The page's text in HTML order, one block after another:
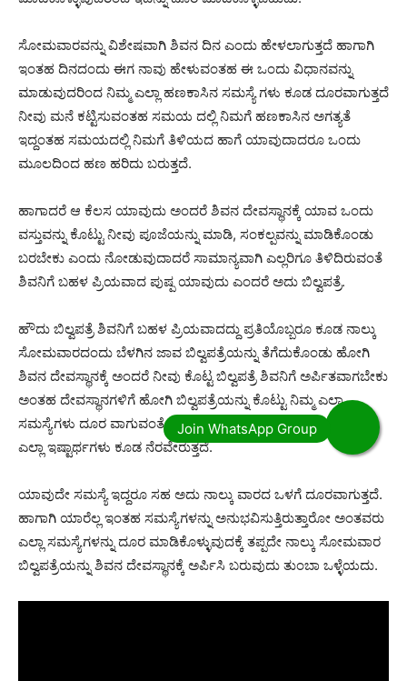
ಸೋಮವಾರವನ್ನು ವಿಶೇಷವಾಗಿ ಶಿವನ ದಿನ ಎಂದು ಹೇಳಲಾಗುತ್ತದೆ ಹಾಗಾಗಿ
ಇಂತಹ ದಿನದಂದು ಈಗ ನಾವು ಹೇಳುವಂತಹ ಈ ಒಂದು ವಿಧಾನವನ್ನು
ಮಾಡುವುದರಿಂದ ನಿಮ್ಮ ಎಲ್ಲಾ ಹಣಕಾಸಿನ ಸಮಸ್ಯೆ ಗಳು ಕೂಡ ದೂರವಾಗುತ್ತದೆ
ನೀವು ಮನೆ ಕಟ್ಟಿಸುವಂತಹ ಸಮಯ ದಲ್ಲಿ ನಿಮಗೆ ಹಣಕಾಸಿನ ಅಗತ್ಯತೆ
ಇದ್ದಂತಹ ಸಮಯದಲ್ಲಿ ನಿಮಗೆ ತಿಳಿಯದ ಹಾಗೆ ಯಾವುದಾದರೂ ಒಂದು
ಮೂಲದಿಂದ ಹಣ ಹರಿದು ಬರುತ್ತದೆ.
ಹಾಗಾದರೆ ಆ ಕೆಲಸ ಯಾವುದು ಅಂದರೆ ಶಿವನ ದೇವಸ್ಥಾನಕ್ಕೆ ಯಾವ ಒಂದು
ವಸ್ತುವನ್ನು ಕೊಟ್ಟು ನೀವು ಪೂಜೆಯನ್ನು ಮಾಡಿ, ಸಂಕಲ್ಪವನ್ನು ಮಾಡಿಕೊಂಡು
ಬರಬೇಕು ಎಂದು ನೋಡುವುದಾದರೆ ಸಾಮಾನ್ಯವಾಗಿ ಎಲ್ಲರಿಗೂ ತಿಳಿದಿರುವಂತೆ
ಶಿವನಿಗೆ ಬಹಳ ಪ್ರಿಯವಾದ ಪುಷ್ಪ ಯಾವುದು ಎಂದರೆ ಅದು ಬಿಲ್ವಪತ್ರೆ.
ಹೌದು ಬಿಲ್ವಪತ್ರೆ ಶಿವನಿಗೆ ಬಹಳ ಪ್ರಿಯವಾದದ್ದು ಪ್ರತಿಯೊಬ್ಬರೂ ಕೂಡ ನಾಲ್ಕು
ಸೋಮವಾರದಂದು ಬೆಳಗಿನ ಜಾವ ಬಿಲ್ವಪತ್ರೆಯನ್ನು ತೆಗೆದುಕೊಂಡು ಹೋಗಿ
ಶಿವನ ದೇವಸ್ಥಾನಕ್ಕೆ ಅಂದರೆ ನೀವು ಕೊಟ್ಟ ಬಿಲ್ವಪತ್ರೆ ಶಿವನಿಗೆ ಅರ್ಪಿತವಾಗಬೇಕು
ಅಂತಹ ದೇವಸ್ಥಾನಗಳಿಗೆ ಹೋಗಿ ಬಿಲ್ವಪತ್ರೆಯನ್ನು ಕೊಟ್ಟು ನಿಮ್ಮ ಎಲ್ಲಾ
ಸಮಸ್ಯೆಗಳು ದೂರ ವಾಗುವಂತೆ ಶಿವನಲ್ಲಿ ಬೇಡಿಕೊಂಡು ಬಂದರೆ ಸಾಕು ನಿಮ್ಮ
ಎಲ್ಲಾ ಇಷ್ಟಾರ್ಥಗಳು ಕೂಡ ನೆರವೇರುತ್ತದೆ.
ಯಾವುದೇ ಸಮಸ್ಯೆ ಇದ್ದರೂ ಸಹ ಅದು ನಾಲ್ಕು ವಾರದ ಒಳಗೆ ದೂರವಾಗುತ್ತದೆ.
ಹಾಗಾಗಿ ಯಾರೆಲ್ಲ ಇಂತಹ ಸಮಸ್ಯೆಗಳನ್ನು ಅನುಭವಿಸುತ್ತಿರುತ್ತಾರೋ ಅಂತವರು
ಎಲ್ಲಾ ಸಮಸ್ಯೆಗಳನ್ನು ದೂರ ಮಾಡಿಕೊಳ್ಳುವುದಕ್ಕೆ ತಪ್ಪದೇ ನಾಲ್ಕು ಸೋಮವಾರ
ಬಿಲ್ವಪತ್ರೆಯನ್ನು ಶಿವನ ದೇವಸ್ಥಾನಕ್ಕೆ ಅರ್ಪಿಸಿ ಬರುವುದು ತುಂಬಾ ಒಳ್ಳೆಯದು.